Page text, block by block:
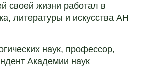
своей жизни работал в
литературы и искусства АН
наук, профессор,
Академии наук